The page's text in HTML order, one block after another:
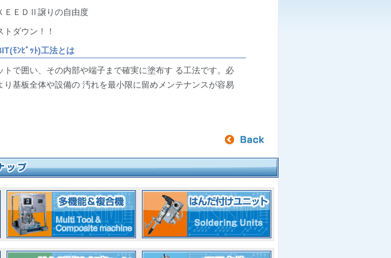
ＥＥＤⅡ譲りの自由度
ダウン！！
ﾓﾝﾋﾞｯﾄ)工法とは
トで囲い、その内部や端子まで確実に塗布す る工法です。必
り基板全体や設備の 汚れを最小限に留めメンテナンスが容易